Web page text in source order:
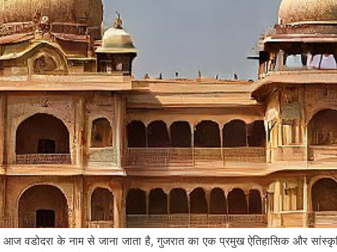
वडोदरा के नाम से जाना जाता है, गुजरात का एक प्रमुख ऐतिहासिक और